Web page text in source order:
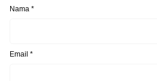
Nama *
Email *